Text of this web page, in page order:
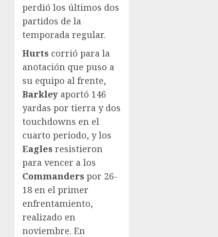
perdió los últimos dos
partidos de la
temporada regular.
Hurts corrió para la
anotación que puso a
su equipo al frente,
Barkley aportó 146
yardas por tierra y dos
touchdowns en el
cuarto periodo, y los
Eagles resistieron
para vencer a los
Commanders por 26-
18 en el primer
enfrentamiento,
realizado en
noviembre. En